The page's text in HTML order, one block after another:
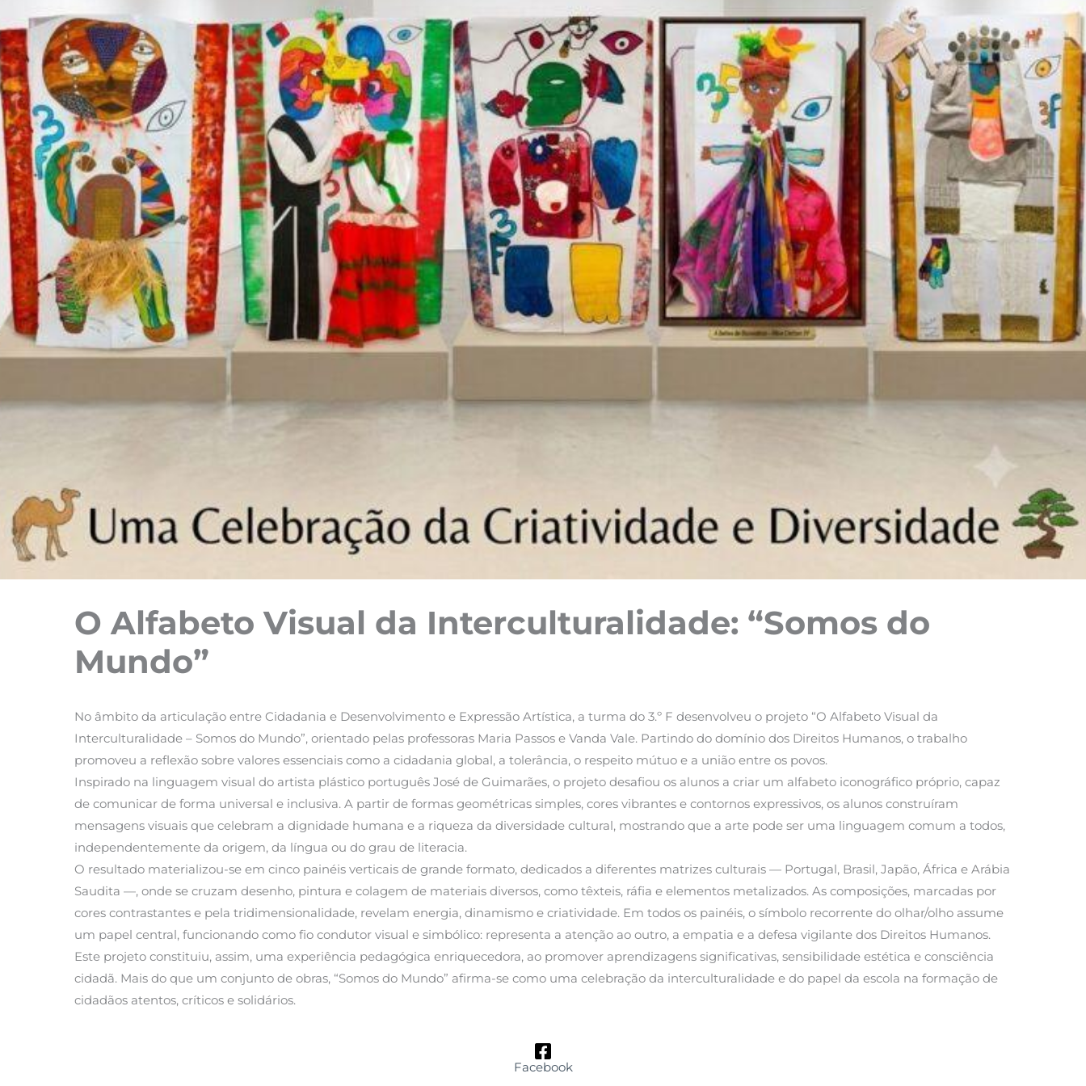
O Alfabeto Visual da Interculturalidade: “Somos do
Mundo”
No âmbito da articulação entre Cidadania e Desenvolvimento e Expressão Artística, a turma do 3.º F desenvolveu o projeto “O Alfabeto Visual da
Interculturalidade – Somos do Mundo”, orientado pelas professoras Maria Passos e Vanda Vale. Partindo do domínio dos Direitos Humanos, o trabalho
promoveu a reflexão sobre valores essenciais como a cidadania global, a tolerância, o respeito mútuo e a união entre os povos.
Inspirado na linguagem visual do artista plástico português José de Guimarães, o projeto desafiou os alunos a criar um alfabeto iconográfico próprio, capaz
de comunicar de forma universal e inclusiva. A partir de formas geométricas simples, cores vibrantes e contornos expressivos, os alunos construíram
mensagens visuais que celebram a dignidade humana e a riqueza da diversidade cultural, mostrando que a arte pode ser uma linguagem comum a todos,
independentemente da origem, da língua ou do grau de literacia.
O resultado materializou-se em cinco painéis verticais de grande formato, dedicados a diferentes matrizes culturais — Portugal, Brasil, Japão, África e Arábia
Saudita —, onde se cruzam desenho, pintura e colagem de materiais diversos, como têxteis, ráfia e elementos metalizados. As composições, marcadas por
cores contrastantes e pela tridimensionalidade, revelam energia, dinamismo e criatividade. Em todos os painéis, o símbolo recorrente do olhar/olho assume
um papel central, funcionando como fio condutor visual e simbólico: representa a atenção ao outro, a empatia e a defesa vigilante dos Direitos Humanos.
Este projeto constituiu, assim, uma experiência pedagógica enriquecedora, ao promover aprendizagens significativas, sensibilidade estética e consciência
cidadã. Mais do que um conjunto de obras, “Somos do Mundo” afirma-se como uma celebração da interculturalidade e do papel da escola na formação de
cidadãos atentos, críticos e solidários.
Facebook